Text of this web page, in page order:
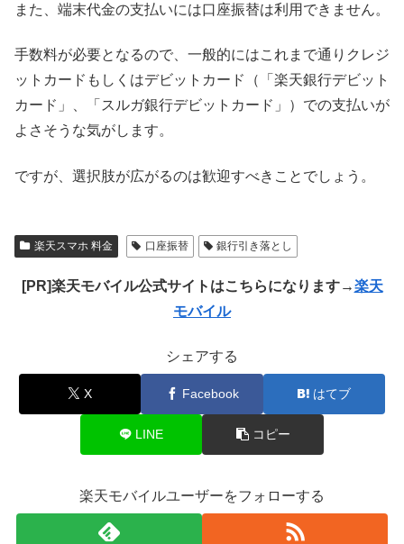
また、端末代金の支払いには口座振替は利用できません。
手数料が必要となるので、一般的にはこれまで通りクレジ
ットカードもしくはデビットカード（「楽天銀行デビット
カード」、「スルガ銀行デビットカード」）での支払いが
よさそうな気がします。
ですが、選択肢が広がるのは歓迎すべきことでしょう。
楽天スマホ 料金 口座振替 銀行引き落とし
[PR]楽天モバイル公式サイトはこちらになります→楽天
モバイル
シェアする
X Facebook はてブ
LINE コピー
楽天モバイルユーザーをフォローする